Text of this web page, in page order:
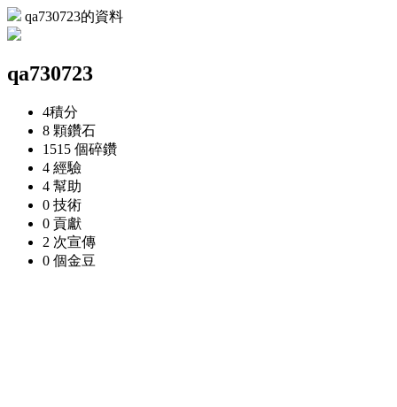
qa730723的資料
qa730723
4積分
8 顆鑽石
1515 個碎鑽
4 經驗
4 幫助
0 技術
0 貢獻
2 次宣傳
0 個金豆